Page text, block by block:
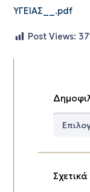
ΥΓΕΙΑΣ__.pdf
Post Views: